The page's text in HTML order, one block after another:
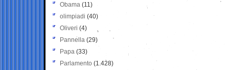
Obama (11)
olimpiadi (40)
Oliveri (4)
Pannella (29)
Papa (33)
Parlamento (1.428)